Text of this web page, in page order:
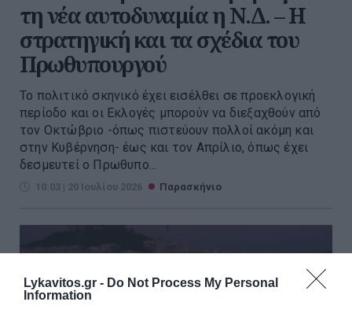
Lykavitos.gr - Do Not Process My Personal
Information
τη νέα αυτοδυναμία η Ν.Δ. – Η
στρατηγική και τα σχέδια του
Πρωθυπουργού
Το πολιτικό σκηνικό έχει εισέλθει σε προεκλογική
περίοδο και οι Εκλογές μπορούν να διεξαχθούν από
τον Οκτώβριο -όπως πιστεύουν πολλοί ακόμη και
στην Κυβέρνηση- έως και τον Απρίλιο, όπως έχει
δεσμευτεί ο Πρωθυπο...
10:03 | 20 Ιουλίου 2026 Παρασκήνιο